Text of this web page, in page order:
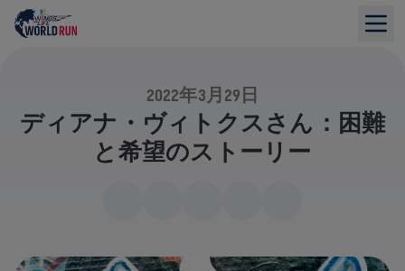
2022年3月29日
ディアナ・ヴィトクスさん：困難
と希望のストーリー